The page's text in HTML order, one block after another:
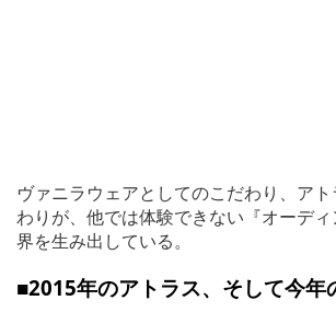
ヴァニラウェアとしてのこだわり、ア
わりが、他では体験できない『オーデ
界を生み出している。
■2015年のアトラス、そして今年